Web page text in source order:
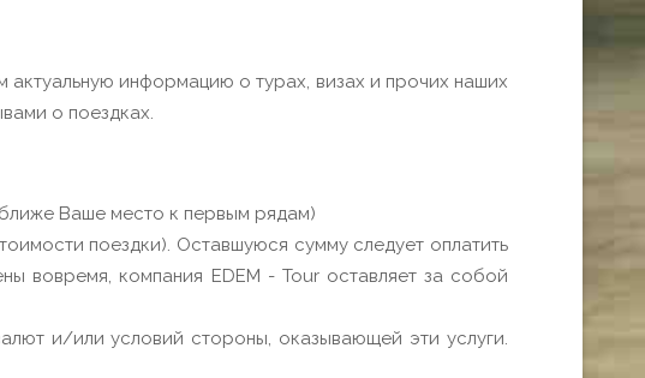
информацию о турах, визах и прочих наших
о поездках.
Ваше место к первым рядам)
поездки). Оставшуюся сумму следует оплатить
вовремя, компания EDEM - Tour оставляет за собой
и/или условий стороны, оказывающей эти услуги.